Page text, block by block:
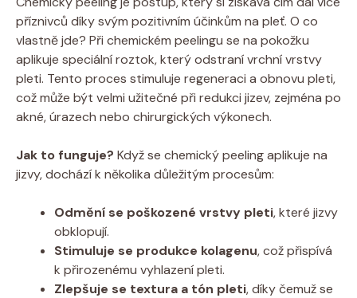
příznivců díky svým pozitivním účinkům na pleť. O co
vlastně jde? Při chemickém peelingu se na pokožku
aplikuje speciální roztok, který odstraní vrchní vrstvy
pleti. Tento proces stimuluje regeneraci a obnovu pleti,
což může být velmi užitečné při redukci jizev, zejména po
akné, úrazech nebo chirurgických výkonech.
Jak to funguje? Když se chemický peeling aplikuje na
jizvy, dochází k několika důležitým procesům:
Odmění se poškozené vrstvy pleti, které jizvy
obklopují.
Stimuluje se produkce kolagenu, což přispívá
k přirozenému vyhlazení pleti.
Zlepšuje se textura a tón pleti, díky čemuž se